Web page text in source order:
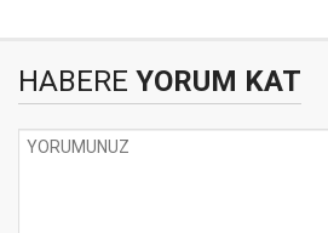
HABERE YORUM KAT